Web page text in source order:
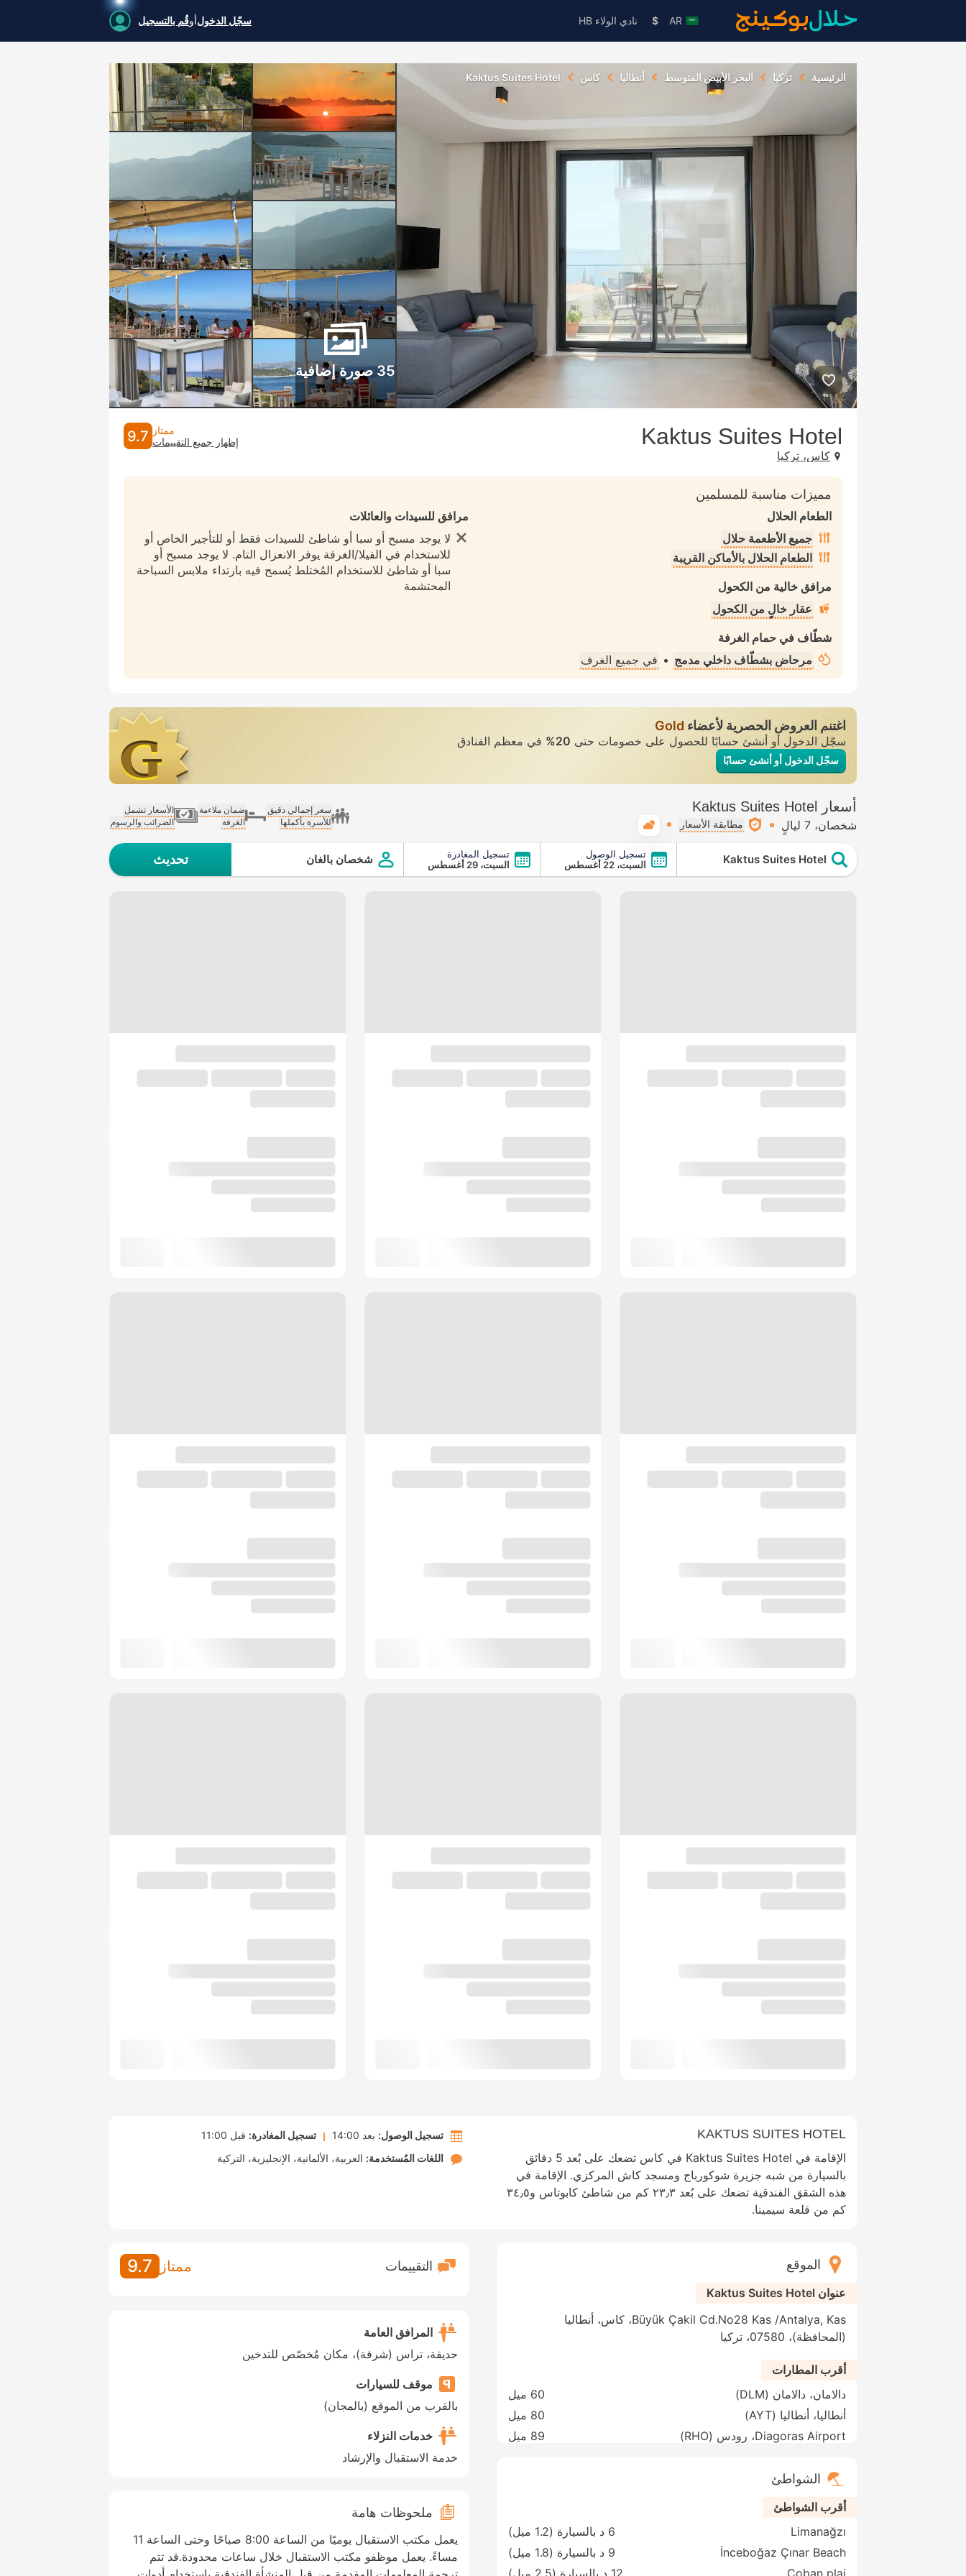
AR
$ نادي الولاء HB سجّل الدخولأوقُم بالتسجيل
الرئيسية تركيا البحر الأبيض المتوسط أنطاليا كاس Kaktus Suites Hotel
35 صورة إضافية
Kaktus Suites Hotel
كاس، تركيا
ممتاز
إظهار جميع التقييمات 9.7
مميزات مناسبة للمسلمين
الطعام الحلال
جميع الأطعمة حلال
الطعام الحلال بالأماكن القريبة
مرافق خالية من الكحول
عقار خالٍ من الكحول
شطّاف في حمام الغرفة
مرحاض بشطّاف داخلي مدمج • في جميع الغرف
مرافق للسيدات والعائلات
لا يوجد مسبح أو سبا أو شاطئ للسيدات فقط أو للتأجير الخاص أو
للاستخدام في الفيلا/الغرفة يوفر الانعزال التام. لا يوجد مسبح أو
سبا أو شاطئ للاستخدام المُختلط يُسمح فيه بارتداء ملابس السباحة
المحتشمة
اغتنم العروض الحصرية لأعضاء Gold
سجّل الدخول أو أنشئ حسابًا للحصول على خصومات حتى 20% في معظم الفنادق
سجّل الدخول أو أنشئ حسابًا
أسعار Kaktus Suites Hotel
شخصان 7 ليالٍ مطابقة الأسعار
سعر إجمالي دقيق
للأسرة بأكملها
ضمان ملاءمة
الغرفة
الأسعار تشمل
الضرائب والرسوم
Kaktus Suites Hotel
تسجيل الوصول
السبت، 22 أغسطس
تسجيل المغادرة
السبت، 29 أغسطس
شخصان بالغان تحديث
KAKTUS SUITES HOTEL
الإقامة في Kaktus Suites Hotel في كاس تضعك على بُعد 5 دقائق
بالسيارة من شبه جزيرة شوكورباج ومسجد كاش المركزي. الإقامة في
هذه الشقق الفندقية تضعك على بُعد ٢٣٫٣ كم من شاطئ كابوتاس و٣٤٫٥
كم من قلعة سيمينا.
تسجيل الوصول: بعد 14:00 تسجيل المغادرة: قبل 11:00
اللغات المُستخدمة: العربية الألمانية الإنجليزية التركية
الموقع
عنوان Kaktus Suites Hotel
Büyük Çakil Cd.No28 Kas /Antalya, Kas، كاس، أنطاليا
(المحافظة)، 07580، تركيا
أقرب المطارات
دالامان، دالامان (DLM)
60 ميل
أنطاليا، أنطاليا (AYT)
80 ميل
Diagoras Airport، رودس (RHO)
89 ميل
الشواطئ
أقرب الشواطئ
Limanağzı
6 د بالسيارة (1.2 ميل)
İnceboğaz Çınar Beach
9 د بالسيارة (1.8 ميل)
التقييمات ممتاز 9.7
المرافق العامة
حديقة، تراس (شرفة)، مكان مُخصّص للتدخين
موقف للسيارات
بالقرب من الموقع (بالمجان)
خدمات النزلاء
خدمة الاستقبال والإرشاد
ملحوظات هامة
يعمل مكتب الاستقبال يوميًا من الساعة 8:00 صباحًا وحتى الساعة 11
مساءً. يعمل موظفو مكتب الاستقبال خلال ساعات محدودة.قد تتم